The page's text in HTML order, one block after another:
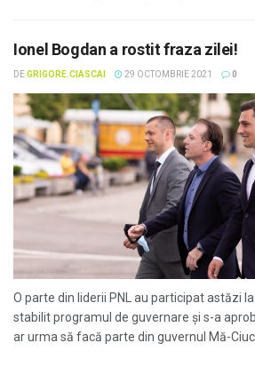
Ionel Bogdan a rostit fraza zilei!
DEGRIGORE.CIASCAI 29 OCTOMBRIE 2021 0
O parte din liderii PNL au participat astăzi
stabilit programul de guvernare și s-a
ar urma să facă parte din guvernul Mă-